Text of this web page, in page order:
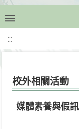
:::
校外相關活動
媒體素養與假